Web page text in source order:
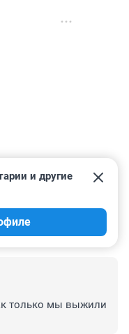
и другие
только мы выжили